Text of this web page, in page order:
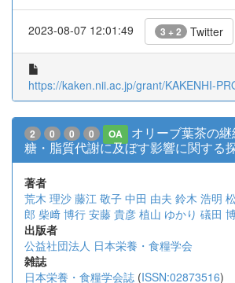
2023-08-07 12:01:49 3 + 2 Twitter
https://kaken.nii.ac.jp/grant/KAKENHI-
2 0 0 0 OA
オリーブ葉茶の
糖・脂質代謝に及ぼす影響に関する
著者
荒木 理沙 藤江 敬子 中田 由夫 鈴木 浩明
郎 柴﨑 博行 安藤 貴彦 植山 ゆかり 礒田
出版者
公益社団法人 日本栄養・食糧学会
雑誌
日本栄養・食糧学会誌 (ISSN:02873516)